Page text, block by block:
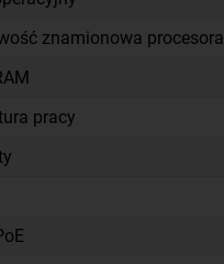
znamionowa procesora
pracy